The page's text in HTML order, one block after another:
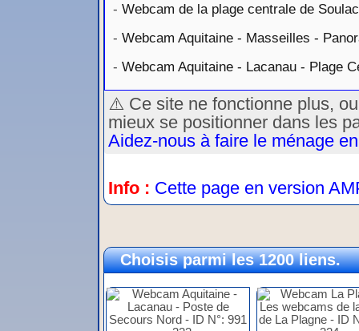
- Webcam de la plage centrale de
- Webcam Aquitaine - Masseilles -
- Webcam Aquitaine - Lacanau - Plage
⚠️ Ce site ne fonctionne plus,
mieux se positionner dans les
Aidez-nous à faire le ménage
Info : Cette page en version
Choisis parmi les 1200 liens.